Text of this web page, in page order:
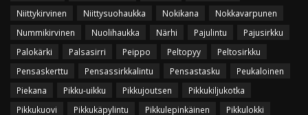
Niittykirvinen
Niittysuohaukka Nokikana
Nokkavarpunen
Nummikirvinen
Nuolihaukka Närhi Pajulintu
Pajusirkku
Palokärki
Palsasirri Peippo Peltopyy
Peltosirkku
Pensaskerttu
Pensassirkkalintu Pensastasku
Peukaloinen
Piekana
Pikku-uikku Pikkujoutsen
Pikkukiljukotka
Pikkukuovi
Pikkukäpylintu Pikkulepinkäinen
Pikkulokki